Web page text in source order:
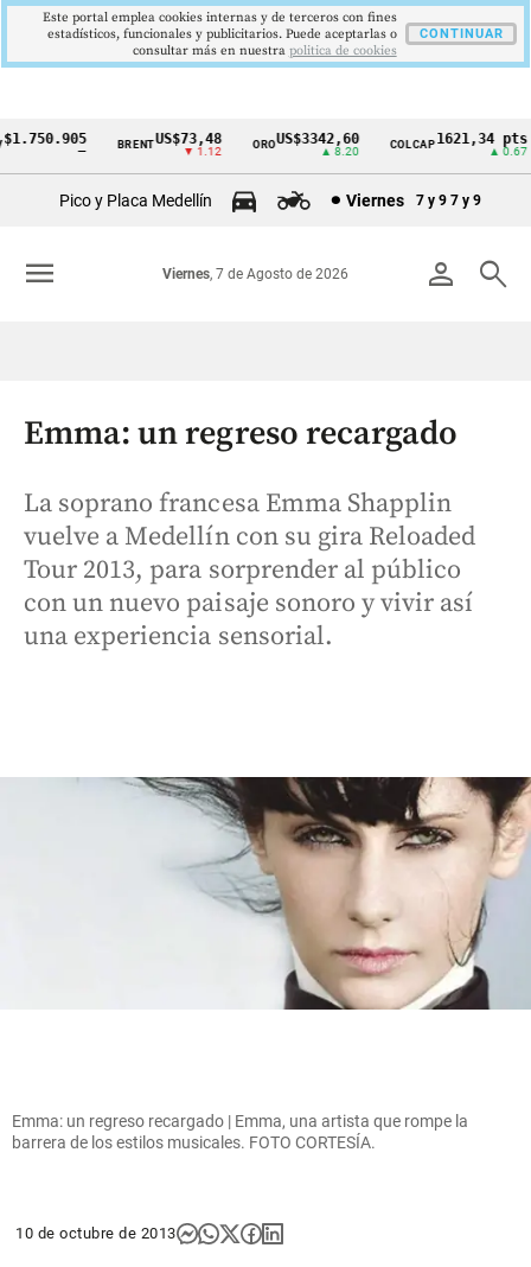
Cintillo
Colombia
BRENTUS$73,48
▼ 1.12
OROUS$3342,60
▲ 8.20
COLCAP1621,34 pts
▲ 0.67
Pico y Placa Medellín Viernes 7 y 9 7 y 9
person search
Viernes, 7 de Agosto de 2026
menu
Emma: un regreso recargado
La soprano francesa Emma Shapplin
vuelve a Medellín con su gira Reloaded
Tour 2013, para sorprender al público
con un nuevo paisaje sonoro y vivir así
una experiencia sensorial.
Emma: un regreso recargado | Emma, una artista que rompe la
barrera de los estilos musicales. FOTO CORTESÍA.
10 de octubre de 2013
Este portal emplea cookies internas y de terceros con fines
estadísticos, funcionales y publicitarios. Puede aceptarlas o
consultar más en nuestra politica de cookies
CONTINUAR